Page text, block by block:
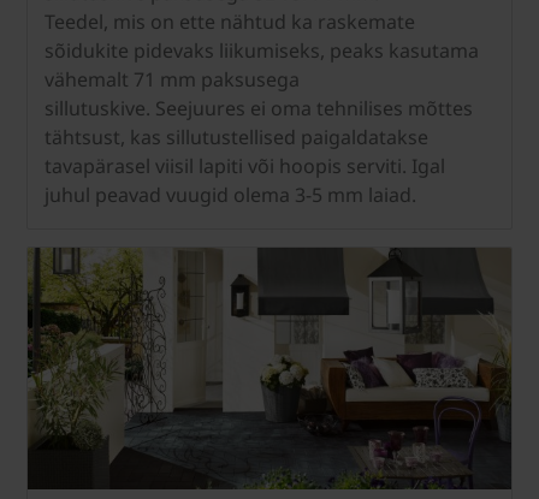
Teedel, mis on ette nähtud ka raskemate
sõidukite pidevaks liikumiseks, peaks kasutama
vähemalt 71 mm paksusega
sillutuskive. Seejuures ei oma tehnilises mõttes
tähtsust, kas sillutustellised paigaldatakse
tavapärasel viisil lapiti või hoopis serviti. Igal
juhul peavad vuugid olema 3-5 mm laiad.